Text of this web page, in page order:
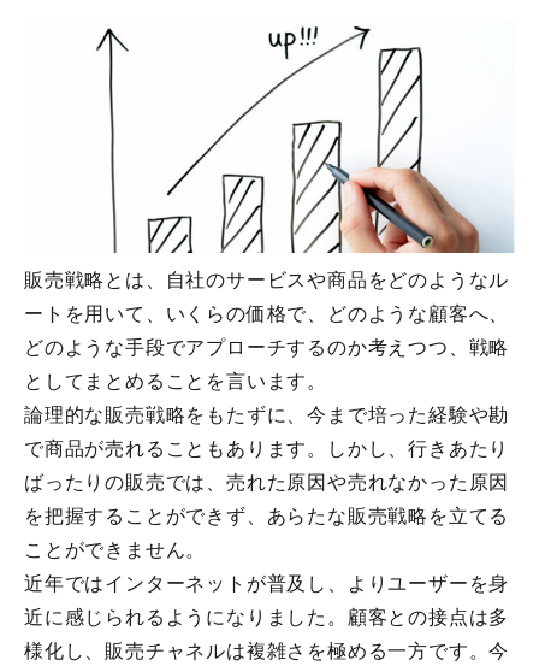
販売戦略とは、自社のサービスや商品をどのようなル
ートを用いて、いくらの価格で、どのような顧客へ、
どのような手段でアプローチするのか考えつつ、戦略
としてまとめることを言います。
論理的な販売戦略をもたずに、今まで培った経験や勘
で商品が売れることもあります。しかし、行きあたり
ばったりの販売では、売れた原因や売れなかった原因
を把握することができず、あらたな販売戦略を立てる
ことができません。
近年ではインターネットが普及し、よりユーザーを身
近に感じられるようになりました。顧客との接点は多
様化し、販売チャネルは複雑さを極める一方です。今